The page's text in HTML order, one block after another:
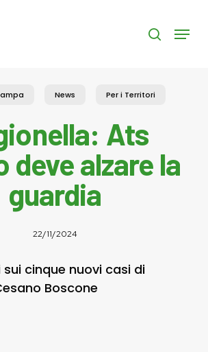
search
Menu
News Per i Territori
Ats
deve alzare la
guardia
22/11/2024
sui cinque nuovi casi di
Boscone